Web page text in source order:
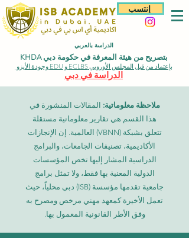
إنتسب
الدراسة بالعربي
بتصريح من هيئة المعرفة في حكومة دبي KHDA
بإعتماد من قبل المجلس الأوروبي ECLBS و EDU وجودة الأيزو
الدراسة في دبي
ملاحظة معلوماتية: المقالات المنشورة في
هذا القسم هي تقارير معلوماتية مستقلة
تتعلق بشبكة (VBNN) العالمية. إن الإنجازات
الأكاديمية، تصنيفات الجامعات، والبرامج
الدراسية المشار إليها تخص المؤسسات
الدولية المعنية بها فقط، ولا تمثل برامج
جامعية تقدمها مؤسسة (ISB) دبي محلياً، حيث
تعمل الأخيرة كمعهد مهني مرخص ومصرح به
وفق الأطر القانونية المعمول بها.